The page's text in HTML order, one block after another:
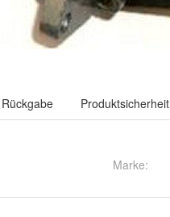
Produktsicherheit
Marke: